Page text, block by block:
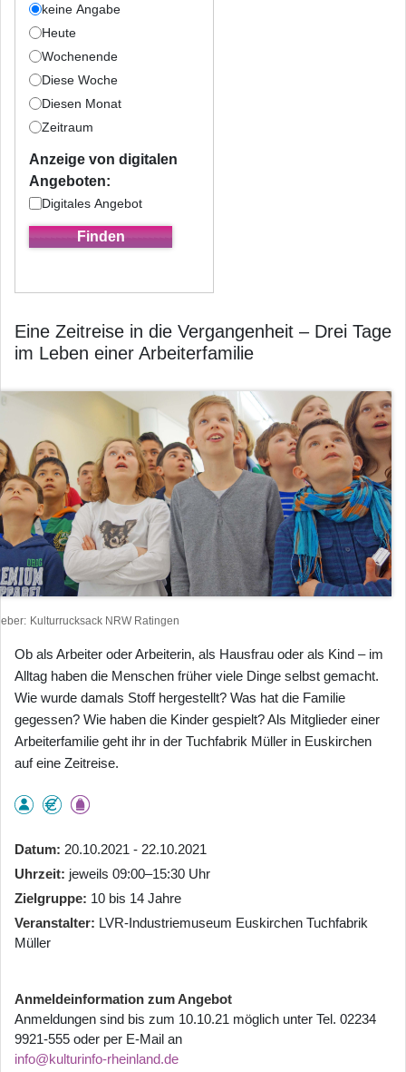
keine Angabe
Heute
Wochenende
Diese Woche
Diesen Monat
Zeitraum
Anzeige von digitalen
Angeboten:
Digitales Angebot
Eine Zeitreise in die Vergangenheit – Drei Tage
im Leben einer Arbeiterfamilie
Kulturrucksack NRW Ratingen
Ob als Arbeiter oder Arbeiterin, als Hausfrau oder als Kind – im
Alltag haben die Menschen früher viele Dinge selbst gemacht.
Wie wurde damals Stoff hergestellt? Was hat die Familie
gegessen? Wie haben die Kinder gespielt? Als Mitglieder einer
Arbeiterfamilie geht ihr in der Tuchfabrik Müller in Euskirchen
auf eine Zeitreise.
Datum 20.10.2021 - 22.10.2021
Uhrzeit jeweils 09:00–15:30 Uhr
Zielgruppe 10 bis 14 Jahre
Veranstalter LVR-Industriemuseum Euskirchen Tuchfabrik
Müller
Anmeldeinformation zum Angebot
Anmeldungen sind bis zum 10.10.21 möglich unter Tel. 02234
9921-555 oder per E-Mail an
info@kulturinfo-rheinland.de